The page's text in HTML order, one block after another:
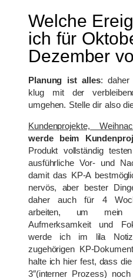
Welche
ich für
Dezember
Planung ist alles: daher
klug mit der
umgehen. Stelle dir also
Kundenprojekte,
werde beim
Produkt vollständig
ausführliche Vor- und
damit das KP-A
nervös, aber bester
daher auch für 4
arbeiten, um mein
Aufmerksamkeit und
werde ich im lila
zugehörigen KP-
halte ich hier fest, dass
3″(interner Prozess)